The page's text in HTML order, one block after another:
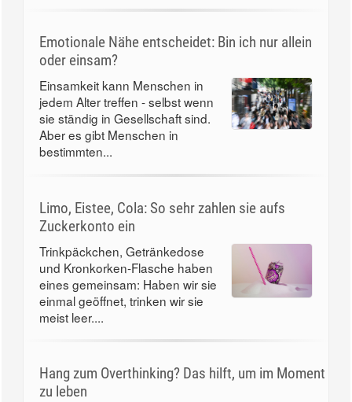
Emotionale Nähe entscheidet: Bin ich nur allein
oder einsam?
Einsamkeit kann Menschen in
jedem Alter treffen - selbst wenn
sie ständig in Gesellschaft sind.
Aber es gibt Menschen in
bestimmten...
Limo, Eistee, Cola: So sehr zahlen sie aufs
Zuckerkonto ein
Trinkpäckchen, Getränkedose
und Kronkorken-Flasche haben
eines gemeinsam: Haben wir sie
einmal geöffnet, trinken wir sie
meist leer....
Hang zum Overthinking? Das hilft, um im Moment
zu leben